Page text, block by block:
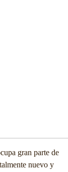
gran parte de
nuevo y